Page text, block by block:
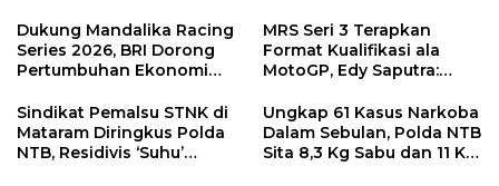
NTB
Menuju Tingkat Asia
Dukung Mandalika Racing
Series 2026, BRI Dorong
Pertumbuhan Ekonomi
MRS Seri 3 Terapkan
Format Kualifikasi ala
MotoGP, Edy Saputra:
dan Efektif
Sindikat Pemalsu STNK di
Mataram Diringkus Polda
NTB, Residivis ‘Suhu’
Ungkap 61 Kasus Narkoba
Dalam Sebulan, Polda NTB
Sita 8,3 Kg Sabu dan 11 Kg